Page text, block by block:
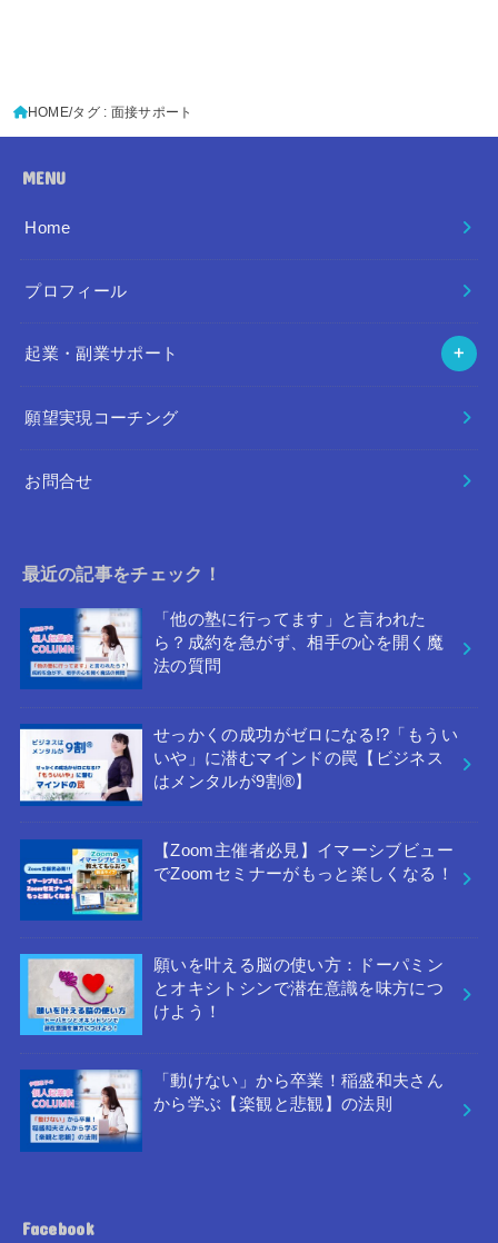
HOME タグ : 面接サポート
MENU
Home
プロフィール
起業・副業サポート
願望実現コーチング
お問合せ
最近の記事をチェック！
「他の塾に行ってます」と言われた
ら？成約を急がず、相手の心を開く魔
法の質問
せっかくの成功がゼロになる!?「もうい
いや」に潜むマインドの罠【ビジネス
はメンタルが9割®︎】
【Zoom主催者必見】イマーシブビュー
でZoomセミナーがもっと楽しくなる！
願いを叶える脳の使い方：ドーパミン
とオキシトシンで潜在意識を味方につ
けよう！
「動けない」から卒業！稲盛和夫さん
から学ぶ【楽観と悲観】の法則
Facebook